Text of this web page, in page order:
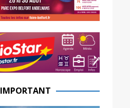
IMPORTANT